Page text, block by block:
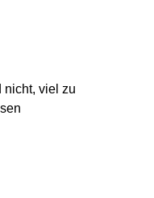
nicht, viel zu